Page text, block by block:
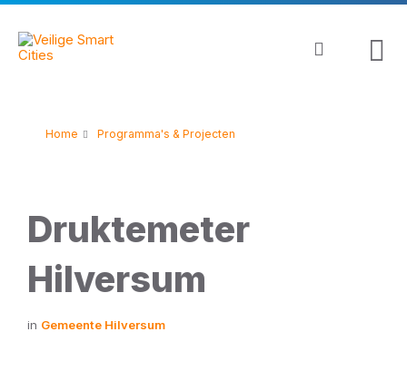
Skip
content
Skip
main
navigation
Skip
footer
Home Programma's & Projecten
Druktemeter
Hilversum
in Gemeente Hilversum